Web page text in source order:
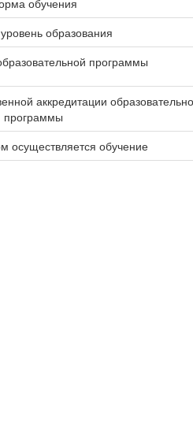
обучения
образования
программы
аккредитации
программы
осуществляется обучение